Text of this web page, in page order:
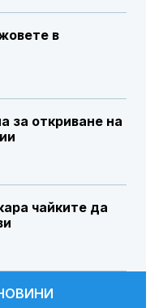
в
за откриване на
чайките да